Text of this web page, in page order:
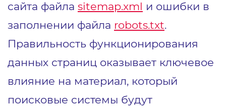
сайта файла sitemap.xml и ошибки в
заполнении файла robots.txt.
Правильность функционирования
данных страниц оказывает ключевое
влияние на материал, который
поисковые системы будут